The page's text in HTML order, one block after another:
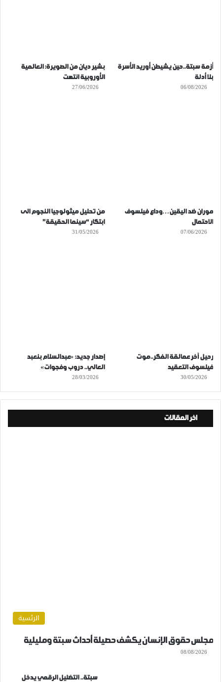
أزمة سبتة..حين يشيطن أوريد الأسرة
بلا أدلة
06/08/2026
بشير ديان من الصويرة: العالمية
الأوروبية انتهت
27/06/2026
موران ضد اليقين…وداع فيلسوف
الاحتمال
07/06/2026
من تحليل ميثولوجيا النجوم الى
ابتكار “سينما الحقيقة”
31/05/2026
رحيل آخر عمالقة الفكر..موت
فيلسوف التعقيد
30/05/2026
إصدار جديد: «عبدالسلام بنعبد
العالي.. دروب وفجوات»
28/03/2026
اخر المقالات
الرئسية
مجلس حقوق الإنسان يكشف حصيلة أحداث سبتة ومليلية
08/08/2026
سبتة.. التضليل الرقمي يدخل